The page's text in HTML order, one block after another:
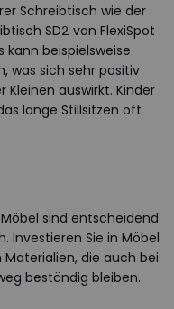
Schreibtisch wie der
SD2 von FlexiSpot
kann beispielsweise
was sich sehr positiv
auswirkt. Kinder
lange Stillsitzen oft
sind entscheidend
Investieren Sie in Möbel
die auch bei
beständig bleiben.